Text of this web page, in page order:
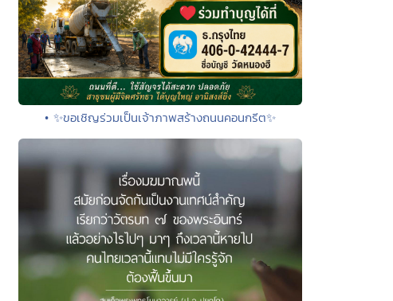
• ✨ขอเชิญร่วมเป็นเจ้าภาพสร้างถนนคอนกรีต✨